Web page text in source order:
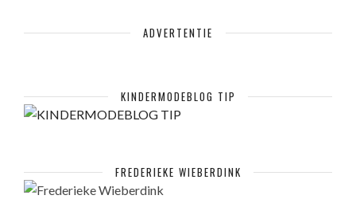
ADVERTENTIE
KINDERMODEBLOG TIP
FREDERIEKE WIEBERDINK